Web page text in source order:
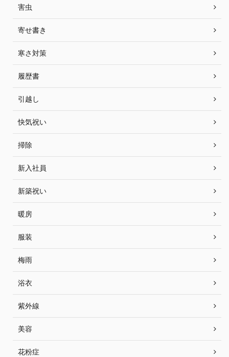
害虫
寄せ書き
寒さ対策
履歴書
引越し
快気祝い
掃除
新入社員
新築祝い
暖房
服装
梅雨
浴衣
紫外線
美容
花粉症